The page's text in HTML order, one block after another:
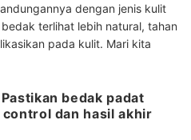
dengan jenis kulit
terlihat lebih natural, tahan
pada kulit. Mari kita
bedak padat
dan hasil akhir